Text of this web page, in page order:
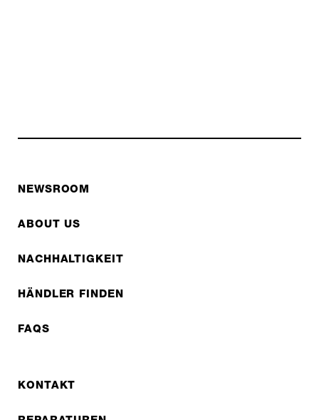
NEWSROOM
ABOUT US
NACHHALTIGKEIT
HÄNDLER FINDEN
FAQS
KONTAKT